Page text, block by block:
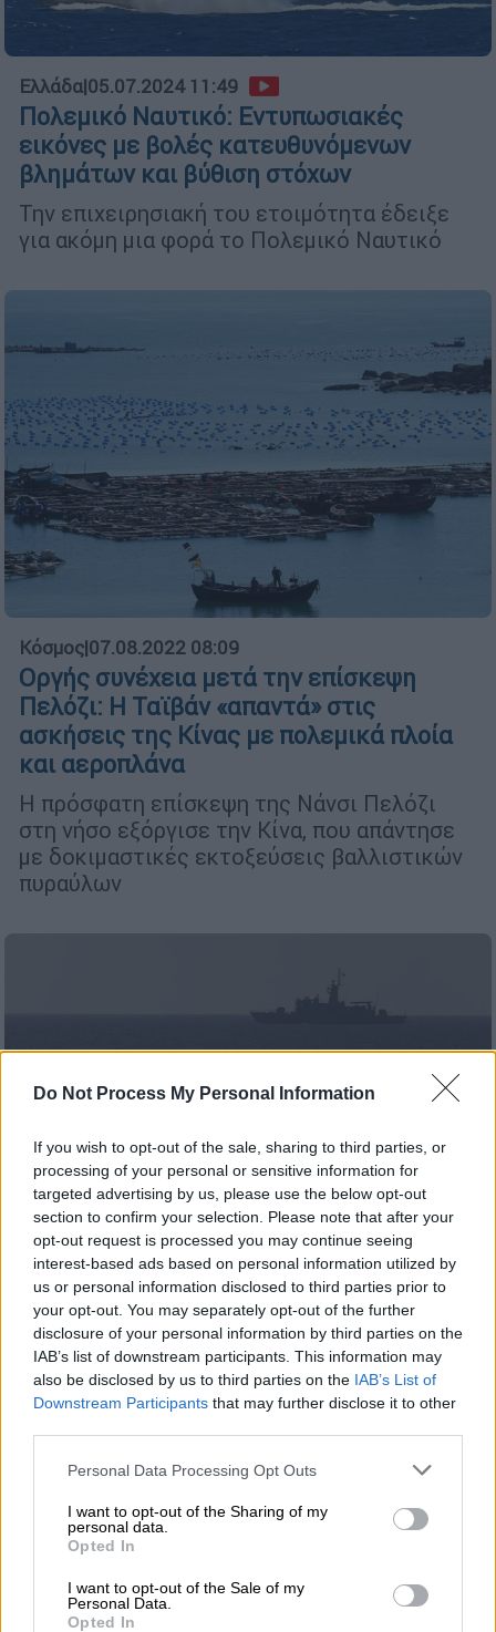
Do Not Process My Personal Information
If you wish to opt-out of the sale, sharing to third parties, or
processing of your personal or sensitive information for
targeted advertising by us, please use the below opt-out
section to confirm your selection. Please note that after your
opt-out request is processed you may continue seeing
interest-based ads based on personal information utilized by
us or personal information disclosed to third parties prior to
your opt-out. You may separately opt-out of the further
disclosure of your personal information by third parties on the
IAB’s list of downstream participants. This information may
also be disclosed by us to third parties on the IAB’s List of
Downstream Participants that may further disclose it to other
Please note that this website/app uses one or more Google
not limited to your visit or usage behaviour. You may click to
grant or deny consent to Google and its third-party tags to
use your data for below specified purposes in below Google
consent section.
Personal Data Processing Opt Outs
I want to opt-out of the Sharing of my
personal data.
Opted In
I want to opt-out of the Sale of my
Personal Data.
Opted In
Ελλάδα|05.07.2024 11:49
Πολεμικό Ναυτικό: Εντυπωσιακές
εικόνες με βολές κατευθυνόμενων
βλημάτων και βύθιση στόχων
Την επιχειρησιακή του ετοιμότητα έδειξε
για ακόμη μια φορά το Πολεμικό Ναυτικό
Κόσμος|07.08.2022 08:09
Οργής συνέχεια μετά την επίσκεψη
Πελόζι: Η Ταϊβάν «απαντά» στις
ασκήσεις της Κίνας με πολεμικά πλοία
και αεροπλάνα
Η πρόσφατη επίσκεψη της Νάνσι Πελόζι
στη νήσο εξόργισε την Κίνα, που απάντησε
με δοκιμαστικές εκτοξεύσεις βαλλιστικών
πυραύλων
Ελλάδα|07.01.2021 23:25
Νεα κίνηση πρόκληση των Τούρκων:
Στέλνουν πολεμικά πλοία στην περιοχή
των Ιμίων
Σε επιφυλακή βρίσκονται σκάφη της
ελληνικής ακτοφυλακής